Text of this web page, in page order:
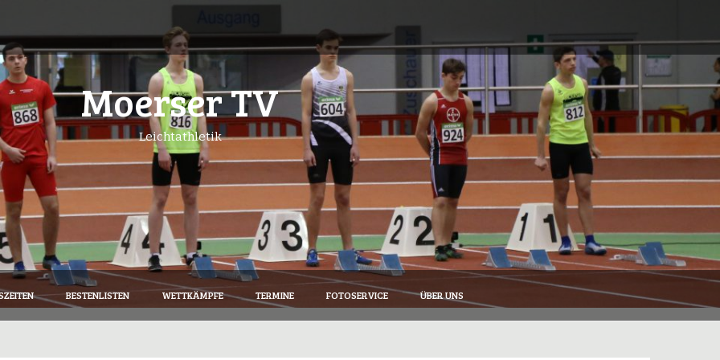
Moerser TV
Leichtathletik
BESTENLISTEN WETTKÄMPFE TERMINE FOTOSERVICE ÜBER UNS